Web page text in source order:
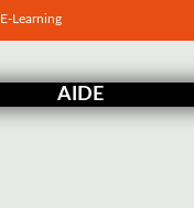
E-Learning
AIDE